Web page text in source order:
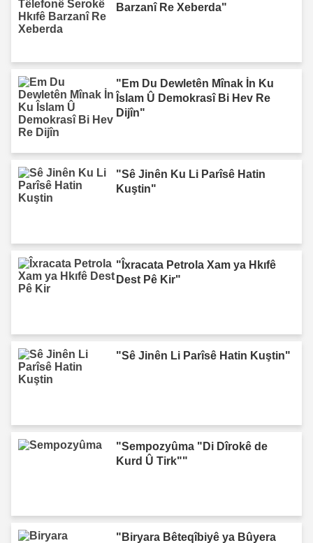
Barzanî Re Xeberda"
"Em Du Dewletên Mînak İn Ku
Îslam Û Demokrasî Bi Hev Re
Dijîn"
"Sê Jinên Ku Li Parîsê Hatin
Kuştin"
"Îxracata Petrola Xam ya Hkıfê
Dest Pê Kir"
"Sê Jinên Li Parîsê Hatin Kuştin"
"Sempozyûma "Di Dîrokê de
Kurd Û Tirk""
"Biryara Bêteqîbiyê ya Bûyera